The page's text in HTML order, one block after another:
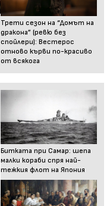
Трети сезон на “Домът на
дракона” (ревю без
спойлери): Вестерос
отново кърви по-красиво
от всякога
Битката при Самар: шепа
малки кораби спря най-
тежкия флот на Япония